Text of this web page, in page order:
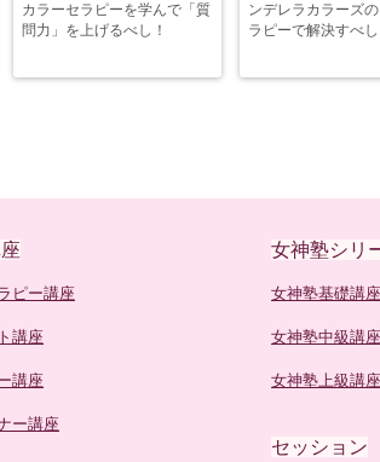
カラーセラピーを学んで「質
問力」を上げるべし！
ンデレラカラーズ
ラピーで解決すべし
ピー講座
講座
講座
ー講座
女神塾シリ
女神塾基礎講座
女神塾中級講座
女神塾上級講座
セッション